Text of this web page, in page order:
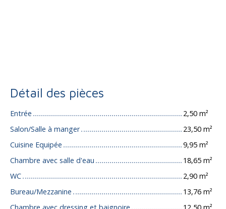
Détail des pièces
Entrée
2,50 m²
Salon/Salle à manger
23,50 m²
Cuisine Equipée
9,95 m²
Chambre avec salle d'eau
18,65 m²
WC
2,90 m²
Bureau/Mezzanine
13,76 m²